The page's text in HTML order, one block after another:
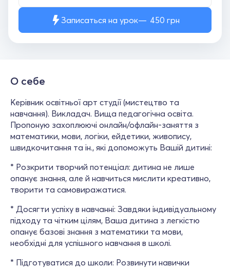
Записаться на урок 450 грн
О себе
Керівник освітньої арт студії (мистецтво та
навчання). Викладач. Вища педагогічна освіта.
Пропоную захоплюючі онлайн/офлайн-заняття з
математики, мови, логіки, ейдетики, живопису,
швидкочитання та ін., які допоможуть Вашій дитині:
* Розкрити творчий потенціал: дитина не лише
опанує знання, але й навчиться мислити креативно,
творити та самовиражатися.
* Досягти успіху в навчанні: Завдяки індивідуальному
підходу та чітким цілям, Ваша дитина з легкістю
опанує базові знання з математики та мови,
необхідні для успішного навчання в школі.
* Підготуватися до школи: Розвинути навички